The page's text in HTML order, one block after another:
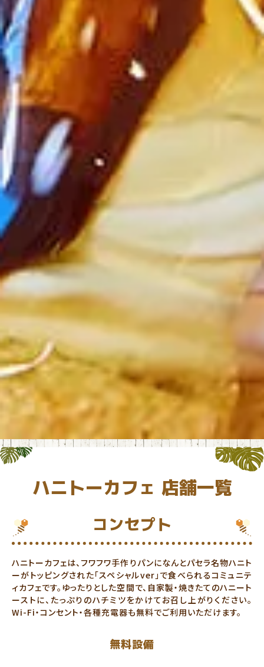
ハニトーカフェ 店舗一覧
コンセプト
ハニトーカフェは、フワフワ手作りパンになんとパセラ名物ハニト
ーがトッピングされた「スペシャルver」で食べられるコミュニテ
ィカフェです。ゆったりとした空間で、自家製・焼きたてのハニート
ーストに、たっぷりのハチミツをかけてお召し上がりください。
Wi-Fi・コンセント・各種充電器も無料でご利用いただけます。
無料設備